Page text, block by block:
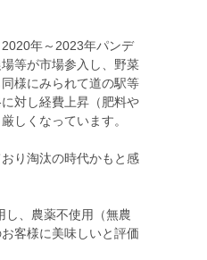
年～2023年パンデ
等が市場参入し、野菜
様にみられて道の駅等
対し経費上昇（肥料や
しくなっています。
り淘汰の時代かもと感
し、農薬不使用（無農
客様に美味しいと評価